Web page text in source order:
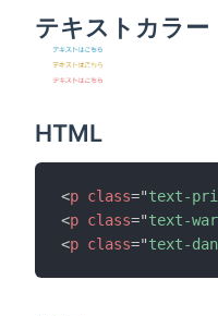
テキストカラー
HTML
<p class="text-
<p class="text-
<p class="text-